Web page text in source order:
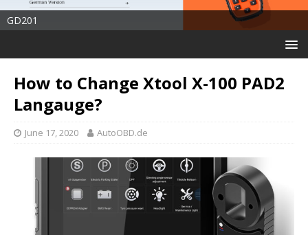
GD201
How to Change Xtool X-100 PAD2
Langauge?
June 17, 2020 AutoOBD.de